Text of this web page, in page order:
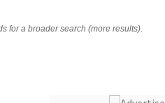
for a broader search (more results).